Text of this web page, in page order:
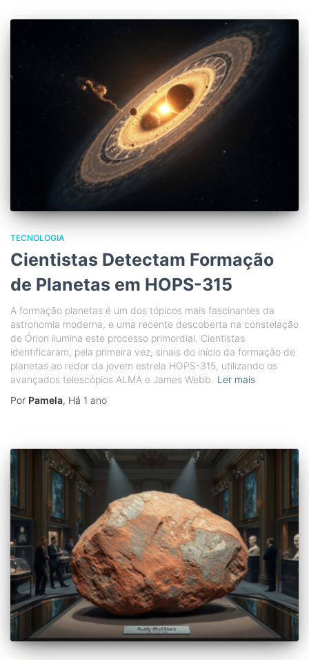
TECNOLOGIA
Cientistas Detectam Formação
de Planetas em HOPS-315
A formação planetas é um dos tópicos mais fascinantes da
astronomia moderna, e uma recente descoberta na constelação
de Órion ilumina este processo primordial. Cientistas
identificaram, pela primeira vez, sinais do início da formação de
planetas ao redor da jovem estrela HOPS-315, utilizando os
avançados telescópios ALMA e James Webb.
Ler mais
Por Pamela, Há 1 ano